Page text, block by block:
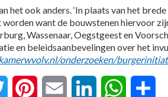
het ook anders. ‘In plaats van het
want de bouwstenen hiervoor
Wassenaar, Oegstgeest en
en beleidsaanbevelingen over het
onderzoeken/
Twitter Pinterest Email LinkedIn WhatsApp